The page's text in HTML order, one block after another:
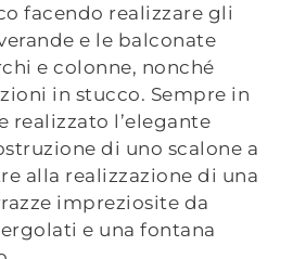
facendo realizzare gli
e le balconate
e colonne, nonché
in stucco. Sempre in
realizzato l’elegante
di uno scalone a
alla realizzazione di una
impreziosite da
e una fontana